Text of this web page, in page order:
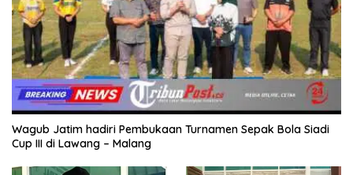
Wagub Jatim hadiri Pembukaan Turnamen Sepak Bola Siadi
Cup III di Lawang – Malang